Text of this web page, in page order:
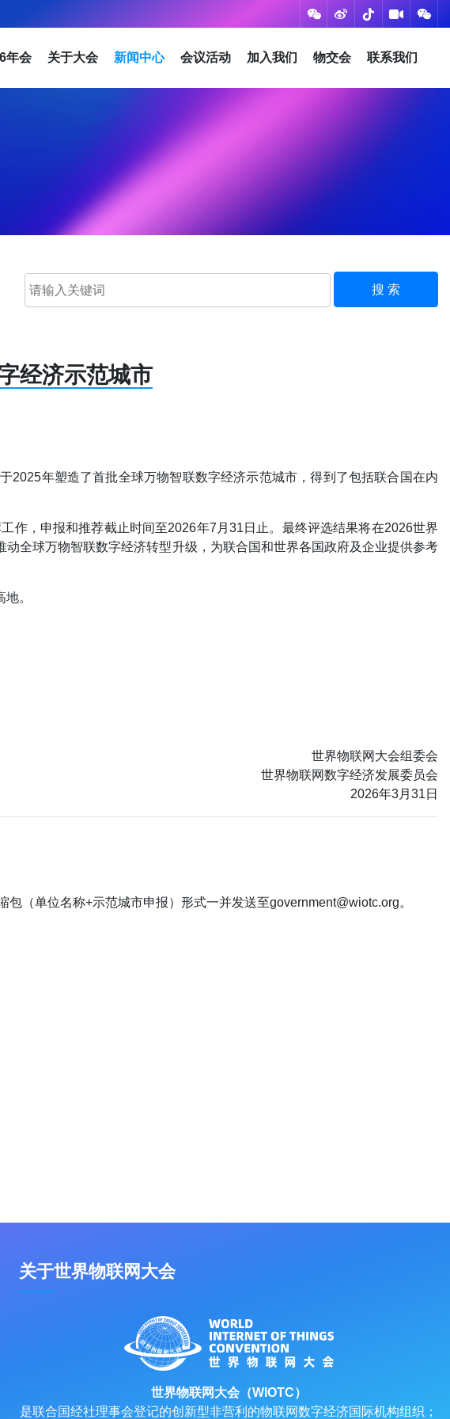
年会 关于大会 新闻中心 会议活动 加入我们 物交会 联系我们
搜 索
经济示范城市
年塑造了首批全球万物智联数字经济示范城市，得到了包括联合国在内
作，申报和推荐截止时间至2026年7月31日止。最终评选结果将在2026世界
全球万物智联数字经济转型升级，为联合国和世界各国政府及企业提供参考
。
世界物联网大会组委会
世界物联网数字经济发展委员会
2026年3月31日
（单位名称+示范城市申报）形式一并发送至government@wiotc.org。
关于世界物联网大会
世界物联网大会（WIOTC）
是联合国经社理事会登记的创新型非营利的物联网数字经济国际机构组织；